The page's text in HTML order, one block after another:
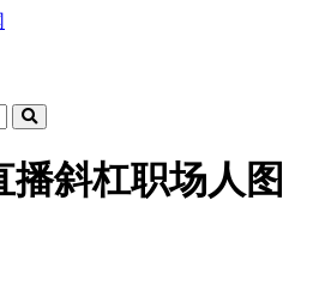
播斜杠职场人图